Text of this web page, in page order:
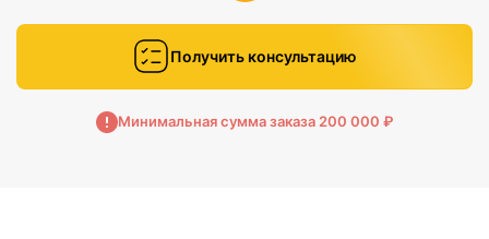
Получить консультацию
Минимальная сумма заказа 200 000 ₽